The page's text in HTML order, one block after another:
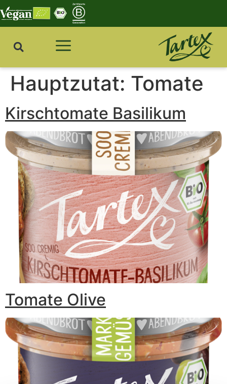
Hauptzutat: Tomate
Kirschtomate Basilikum
Tomate Olive